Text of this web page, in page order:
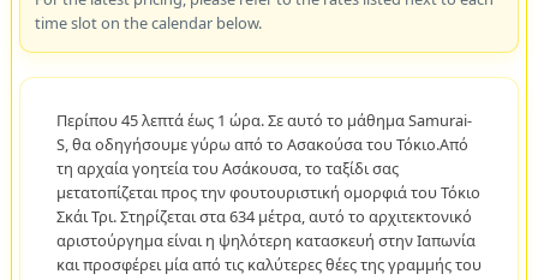
time slot on the calendar below.
Περίπου 45 λεπτά έως 1 ώρα. Σε αυτό το μάθημα Samurai-
S, θα οδηγήσουμε γύρω από το Ασακούσα του Τόκιο.Από
τη αρχαία γοητεία του Ασάκουσα, το ταξίδι σας
μετατοπίζεται προς την φουτουριστική ομορφιά του Τόκιο
Σκάι Τρι. Στηρίζεται στα 634 μέτρα, αυτό το αρχιτεκτονικό
αριστούργημα είναι η ψηλότερη κατασκευή στην Ιαπωνία
και προσφέρει μία από τις καλύτερες θέες της γραμμής του